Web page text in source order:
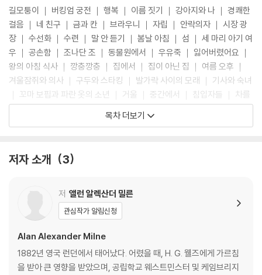
아이가 길을 걸을 때 꼭 네모칸만 밟는 모습, 오동통한 곰돌이 인형을 사랑
하는 마음, 발가락 사이에 모래가 까끌거릴 때의 행복한 웃음 등 엉뚱하지
만 사랑스러운 순간들을 포착해서 동시로 만들었다. 그래서 의성어 의태어
가 많은 짧은 문장들이 경쾌하고 재미나게 읽히는 것이, 딱 부모가 아이에
게 읽어주기 좋은 운율이다. 하지만 여느 아동문학이 그러하듯, 어른들이
읽어도 뭉클해지며 잊고 있던 동심을 발견하게 되는 감동까지 전해준다.
길모퉁이 ｜ 버킹엄 궁전 ｜ 행복 ｜ 이름 짓기 ｜ 강아지와 나 ｜ 경쾌한
걸음 ｜ 네 친구 ｜ 금과 칸 ｜ 브라우니 ｜ 자립 ｜ 안락의자 ｜ 시장 광
장 ｜ 수선화 ｜ 수련 ｜ 말 안 듣기 ｜ 봄날 아침 ｜ 섬 ｜ 세 마리 아기 여
우 ｜ 공손함 ｜ 조나단 조 ｜ 동물원에서 ｜ 우유죽 ｜ 잃어버렸어요 ｜
왕의 아침 식사 ｜ 깡충깡충 ｜ 집에서 ｜ 집이 아닌 집 ｜ 여름 오후 ｜
겨울잠쥐와 의사 ｜ 구두와 스타킹 ｜ 발가락 사이의 모래 ｜ 기사와 숙녀
｜ 꼬마 보핍과 파란 옷의 소년 ｜ 거울 ｜ 중간에서 ｜ 침입자들 ｜ 차를
마시기 전 ｜ 테디 베어 ｜ 나쁜 브라이언 보타니 경 ｜ 유행 ｜ 연금술사
｜ 어른 ｜ 내가 왕이라면 ｜ 저녁 기도(이 시는 메리 왕비의 인형의 집 서
앨런 알렉산더 밀른 연보
목차 더보기
저자 소개 3
저 앨런 알렉산더 밀른
관심작가 알림신청
Alan Alexander Milne
1882년 영국 런던에서 태어났다. 어렸을 때, H. G. 웰즈에게 가르침
을 받아 큰 영향을 받았으며, 공립학교 웨스트민스터 및 케임브리지